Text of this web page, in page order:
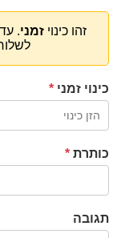
זהו כינוי זמני.
כינוי זמני *
כותרת *
תגובה